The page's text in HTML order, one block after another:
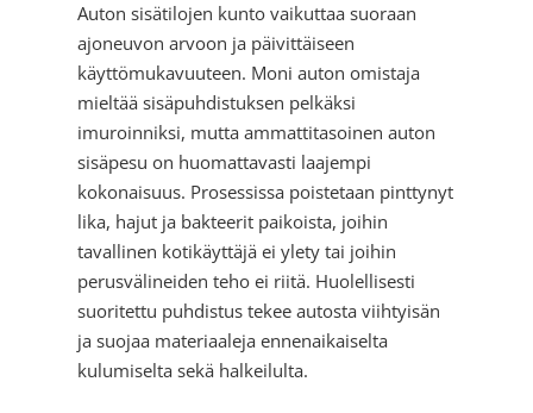
Auton sisätilojen kunto vaikuttaa suoraan
ajoneuvon arvoon ja päivittäiseen
käyttömukavuuteen. Moni auton omistaja
mieltää sisäpuhdistuksen pelkäksi
imuroinniksi, mutta ammattitasoinen auton
sisäpesu on huomattavasti laajempi
kokonaisuus. Prosessissa poistetaan pinttynyt
lika, hajut ja bakteerit paikoista, joihin
tavallinen kotikäyttäjä ei ylety tai joihin
perusvälineiden teho ei riitä. Huolellisesti
suoritettu puhdistus tekee autosta viihtyisän
ja suojaa materiaaleja ennenaikaiselta
kulumiselta sekä halkeilulta.